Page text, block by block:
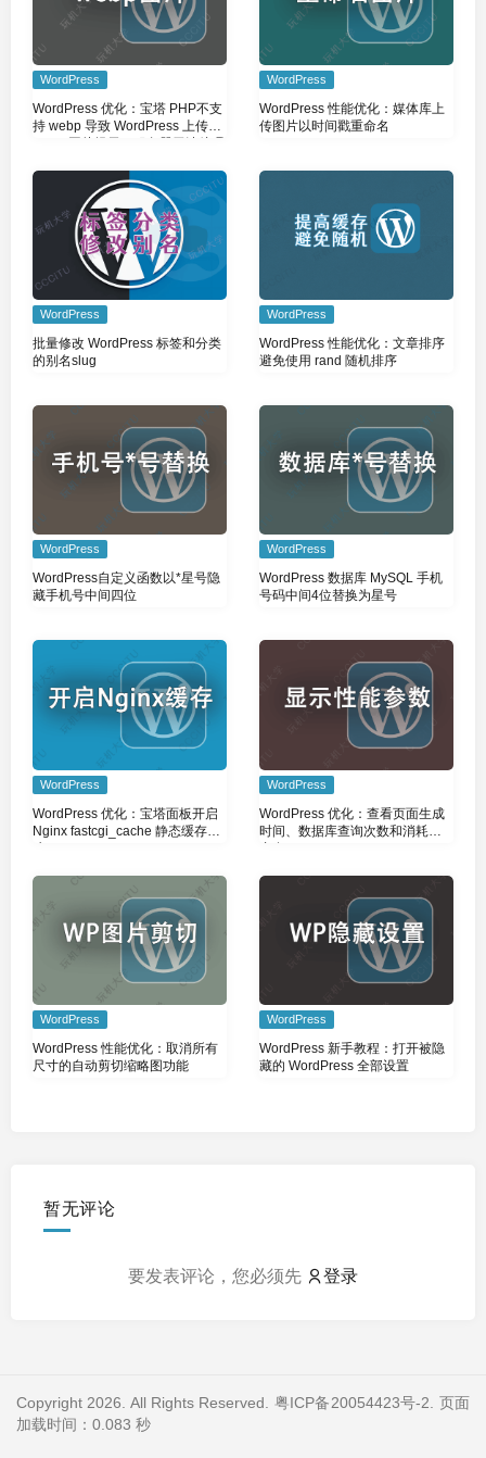
WordPress
WordPress 优化：宝塔 PHP不支
持 webp 导致 WordPress 上传
webp 图片提示：服务器无法处理
WordPress
WordPress 性能优化：媒体库上
传图片以时间戳重命名
WordPress
批量修改 WordPress 标签和分类
的别名slug
WordPress
WordPress 性能优化：文章排序
避免使用 rand 随机排序
WordPress
WordPress自定义函数以*星号隐
藏手机号中间四位
WordPress
WordPress 数据库 MySQL 手机
号码中间4位替换为星号
WordPress
WordPress 优化：宝塔面板开启
Nginx fastcgi_cache 静态缓存加
速
WordPress
WordPress 优化：查看页面生成
时间、数据库查询次数和消耗的
内存
WordPress
WordPress 性能优化：取消所有
尺寸的自动剪切缩略图功能
WordPress
WordPress 新手教程：打开被隐
藏的 WordPress 全部设置
暂无评论
要发表评论，您必须先 登录
Copyright 2026. All Rights Reserved. 粤ICP备20054423号-2 . 页面
加载时间：0.083 秒